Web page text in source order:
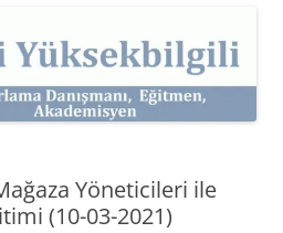
Yöneticileri ile
(10-03-2021)